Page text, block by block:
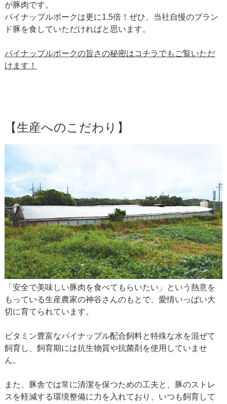
が豚肉です。
パイナップルポークは更に1.5倍！ぜひ、当社自慢のブラン
ド豚を食していただければと思います。
パイナップルポークの旨さの秘密はコチラでもご覧いただ
けます！
【生産へのこだわり】
「安全で美味しい豚肉を食べてもらいたい」という熱意を
もっている生産農家の神谷さんのもとで、愛情いっぱい大
切に育てられています。
ビタミン豊富なパイナップル配合飼料と特殊な水を混ぜて
飼育し、飼育期には抗生物質や抗菌剤を使用していませ
ん。
また、豚舎では常に清潔を保つための工夫と、豚のストレ
スを軽減する環境整備に力を入れており、いつも飼育して